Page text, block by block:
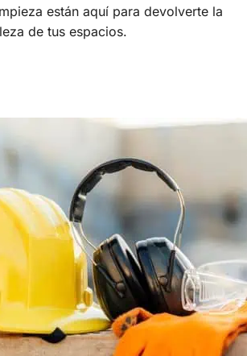
están aquí para devolverte la
de tus espacios.